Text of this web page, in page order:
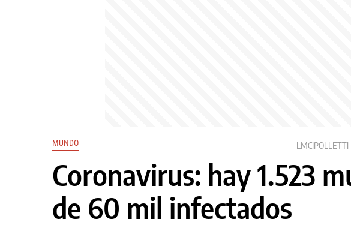
MUNDO LMCIPOLLETTI
Coronavirus: hay 1.523
de 60 mil infectados